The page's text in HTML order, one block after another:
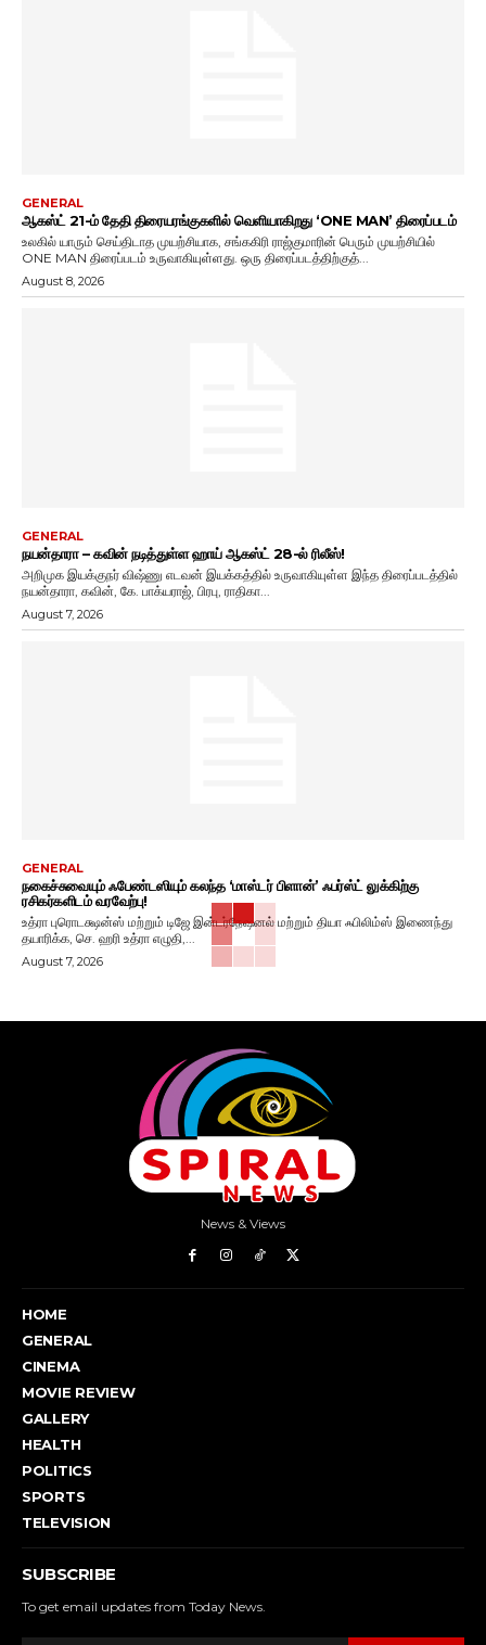
GENERAL
ஆகஸ்ட் 21-ம் தேதி திரையரங்குகளில் வெளியாகிறது ‘ONE MAN’ திரைப்படம்
உலகில் யாரும் செய்திடாத முயற்சியாக, சங்ககிரி ராஜ்குமாரின் பெரும் முயற்சியில்
ONE MAN திரைப்படம் உருவாகியுள்ளது. ஒரு திரைப்படத்திற்குத்...
August 8, 2026
GENERAL
நயன்தாரா – கவின் நடித்துள்ள ஹாய் ஆகஸ்ட் 28-ல் ரிலீஸ்!
அறிமுக இயக்குநர் விஷ்ணு எடவன் இயக்கத்தில் உருவாகியுள்ள இந்த திரைப்படத்தில்
நயன்தாரா, கவின், கே. பாக்யராஜ், பிரபு, ராதிகா...
August 7, 2026
GENERAL
நகைச்சுவையும் ஃபேண்டஸியும் கலந்த ‘மாஸ்டர் பிளான்’ ஃபர்ஸ்ட் லுக்கிற்கு
ரசிகர்களிடம் வரவேற்பு!
உத்ரா புரொடக்ஷன்ஸ் மற்றும் டிஜே இன்டர்நேஷனல் மற்றும் தியா ஃபிலிம்ஸ் இணைந்து
தயாரிக்க, செ. ஹரி உத்ரா எழுதி,...
August 7, 2026
News & Views
HOME
GENERAL
CINEMA
MOVIE REVIEW
GALLERY
HEALTH
POLITICS
SPORTS
TELEVISION
SUBSCRIBE
To get email updates from Today News.